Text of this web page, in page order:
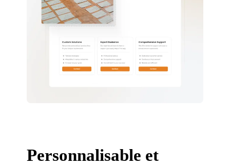
Personnalisable et